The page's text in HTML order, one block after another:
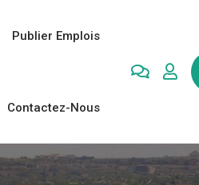
Publier Emplois
Contactez-Nous